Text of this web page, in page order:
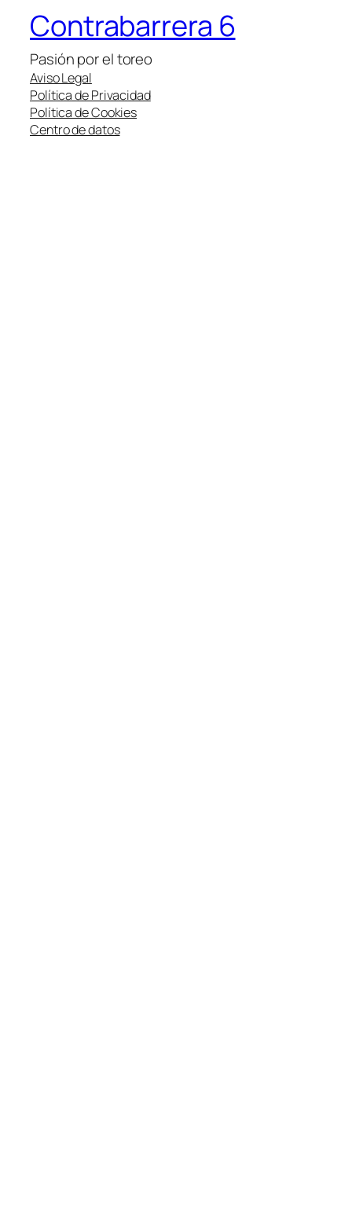
Contrabarrera 6
Pasión por el toreo
Aviso Legal
Política de Privacidad
Política de Cookies
Centro de datos